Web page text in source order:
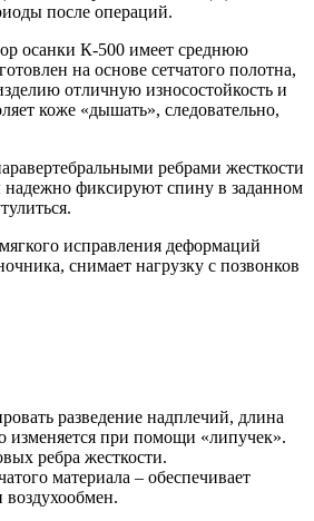
после операций.
осанки К-500 имеет среднюю
на основе сетчатого полотна,
отличную износостойкость и
коже «дышать», следовательно,
ребрами жесткости
надежно фиксируют спину в заданном
исправления деформаций
снимает нагрузку с позвонков
разведение надплечий, длина
изменяется при помощи «липучек».
ребра жесткости.
материала – обеспечивает